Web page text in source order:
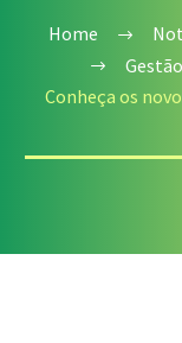
Home
Conheça os